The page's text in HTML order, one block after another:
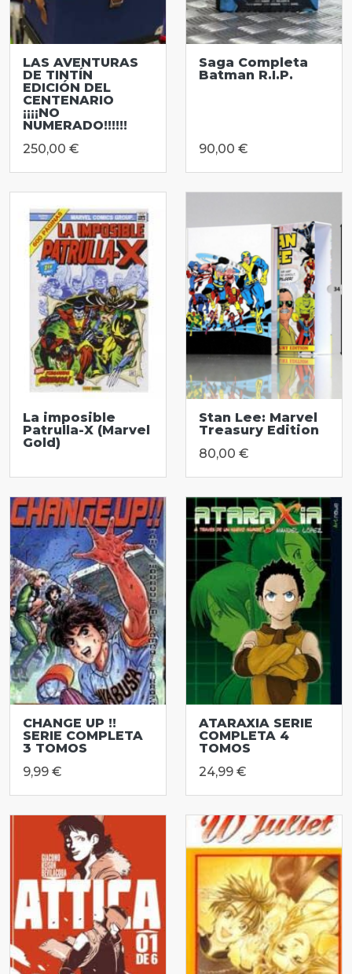
LAS AVENTURAS
DE TINTÍN
EDICIÓN DEL
CENTENARIO
¡¡¡¡NO
NUMERADO!!!!!!
250,00 €
Saga Completa
Batman R.I.P.
90,00 €
La imposible
Patrulla-X (Marvel
Gold)
Stan Lee: Marvel
Treasury Edition
80,00 €
CHANGE UP !!
SERIE COMPLETA
3 TOMOS
9,99 €
ATARAXIA SERIE
COMPLETA 4
TOMOS
24,99 €